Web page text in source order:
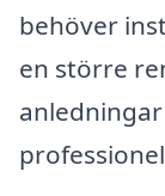
behöver
en större